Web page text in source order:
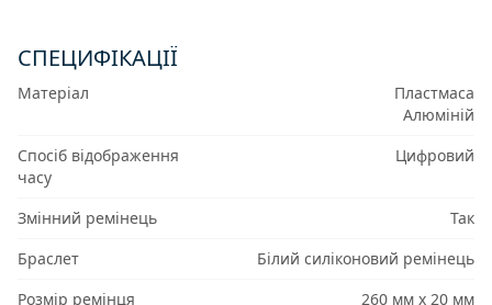
СПЕЦИФІКАЦІЇ
Матеріал
Пластмаса
Алюміній
Спосіб відображення
часу
Цифровий
Змінний ремінець
Так
Браслет
Білий силіконовий ремінець
Розмір ремінця
260 мм x 20 мм